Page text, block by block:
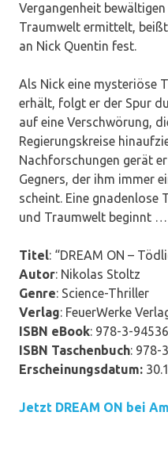
Vergangenheit
Traumwelt ermittelt,
an Nick Quentin fest.
Als Nick eine mysteriöse
erhält, folgt er der Spur
auf eine Verschwörung,
Regierungskreise
Nachforschungen gerät
Gegners, der ihm immer
scheint. Eine gnadenlose
und Traumwelt beginnt …
Titel: “DREAM ON –
Autor: Nikolas Stoltz
Genre: Science-Thriller
Verlag: FeuerWerke
ISBN eBook: 978-3-
ISBN Taschenbuch: 978-
Erscheinungsdatum:
Jetzt DREAM ON bei